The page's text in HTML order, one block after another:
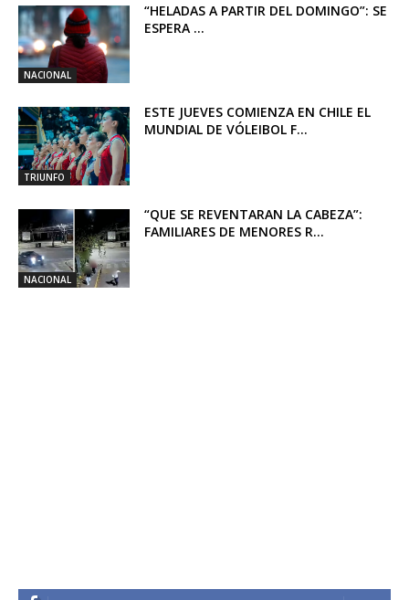
NACIONAL
“HELADAS A PARTIR DEL DOMINGO”: SE
ESPERA ...
TRIUNFO
ESTE JUEVES COMIENZA EN CHILE EL
MUNDIAL DE VÓLEIBOL F...
NACIONAL
“QUE SE REVENTARAN LA CABEZA”:
FAMILIARES DE MENORES R...